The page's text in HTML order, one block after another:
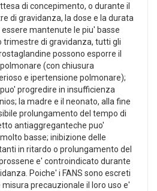
di concepimento, o durante il
di gravidanza, la dose e la durata
mantenute le piu' basse
trimestre di gravidanza, tutti gli
possono esporre il
(con chiusura
e ipertensione polmonare);
progredire in insufficienza
la madre e il neonato, alla fine
prolungamento del tempo di
antiaggreganteche puo'
basse; inibizione delle
in ritardo o prolungamento del
e' controindicato durante
Poiche' i FANS sono escreti
precauzionale il loro uso e'